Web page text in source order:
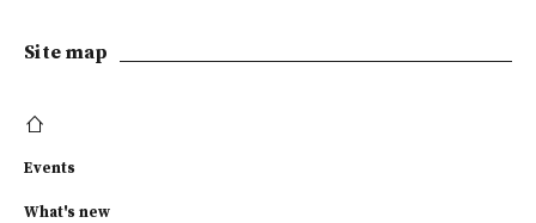
Site map
Events
What's new